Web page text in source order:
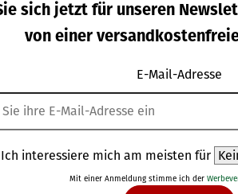
€
assen 2er-
Set –
Bridgerto
Regulärer Preis:
29,90 €
Becherhal
ter
29,00 €
Topseller der Kategorie
sich jetzt für unseren
von einer
E-Mail-Adresse
Ich interessiere mich am meisten für
Mit einer Anmeldung stimme ich der